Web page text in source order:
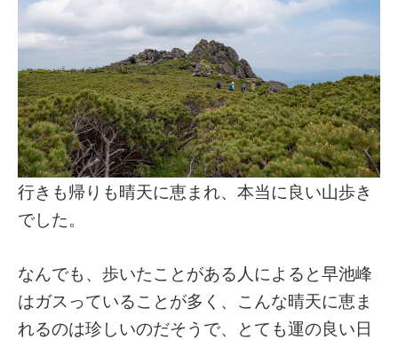
行きも帰りも晴天に恵まれ、本当に良い山歩き
でした。
なんでも、歩いたことがある人によると早池峰
はガスっていることが多く、こんな晴天に恵ま
れるのは珍しいのだそうで、とても運の良い日